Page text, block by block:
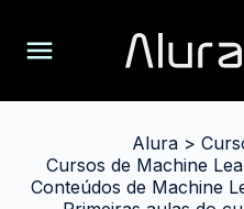
Alura>
Cursos de Machine
Conteúdos de Machine